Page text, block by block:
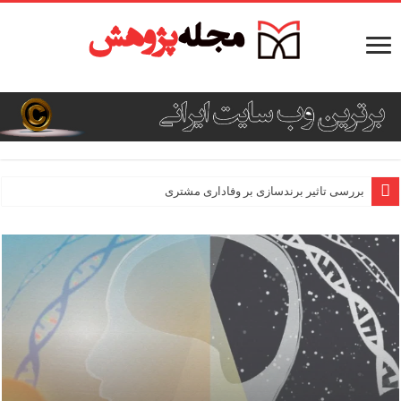
بررسی تاثیر برندسازی بر وفاداری مشتری
طراحی یک مدل کسب‌وکار برای یک محصول یا خدمات جدید